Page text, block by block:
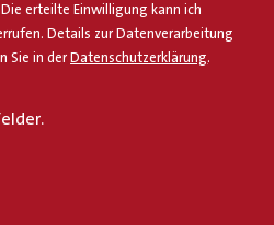
erteilte Einwilligung kann ich
Details zur Datenverarbeitung
Sie in derDatenschutzerklärung.